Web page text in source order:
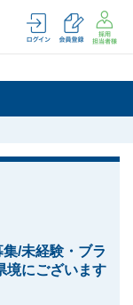
/未経験・ブラ
境にございます